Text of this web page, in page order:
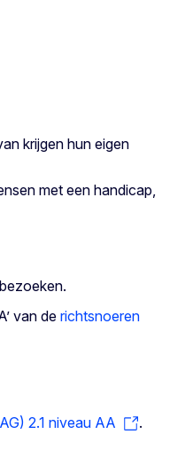
krijgen hun eigen
met een handicap,
van de richtsnoeren
2.1 niveau AA
.